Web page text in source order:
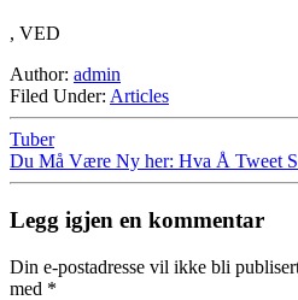
, VED
Author: admin
Filed Under: Articles
Tuber
Du Må Være Ny her: Hva Å Tweet
Legg igjen en kommentar
Din e-postadresse vil ikke bli
med *